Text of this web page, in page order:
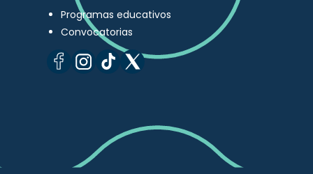
Programas educativos
Convocatorias